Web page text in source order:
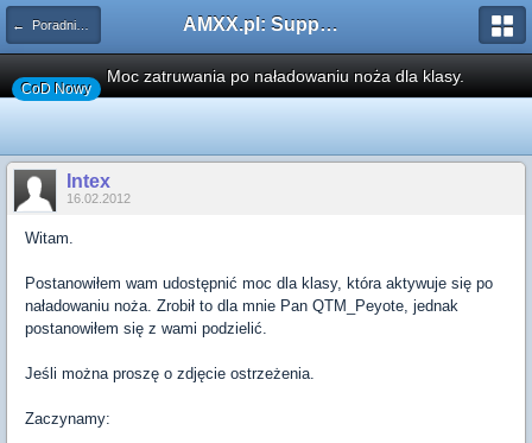
← Poradniki, Łatki oraz Pluginy AMXX.pl: Support AMX Mod X i SourceMod
CoD Nowy
Moc zatruwania po naładowaniu noża dla klasy.
Intex
16.02.2012
Witam.
Postanowiłem wam udostępnić moc dla klasy, która aktywuje się po
naładowaniu noża. Zrobił to dla mnie Pan QTM_Peyote, jednak
postanowiłem się z wami podzielić.
Jeśli można proszę o zdjęcie ostrzeżenia.
Zaczynamy: